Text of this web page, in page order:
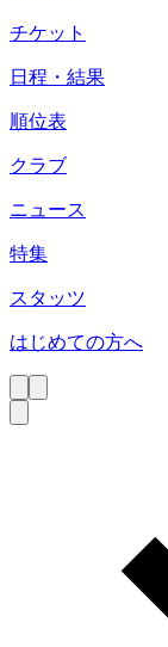
チケット
日程・結果
順位表
クラブ
ニュース
特集
スタッツ
はじめての方へ